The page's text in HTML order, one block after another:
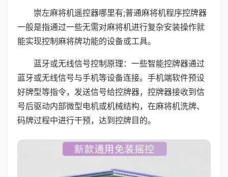
崇左麻将机遥控器哪里有;普通麻将机程序控牌器
一般是指通过一些无需对麻将机进行复杂安装操作就
能实现控制麻将牌功能的设备或工具。
蓝牙或无线信号控制原理：一些智能控牌器通过
蓝牙或无线信号与手机等设备连接。手机端软件预设
好牌型等指令，发送信号给控牌器，控牌器接收到信
号后驱动内部微型电机或机械结构，在麻将机洗牌、
码牌过程中进行干预，达到控牌目的。